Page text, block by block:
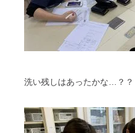
洗い残しはあったかな…？？